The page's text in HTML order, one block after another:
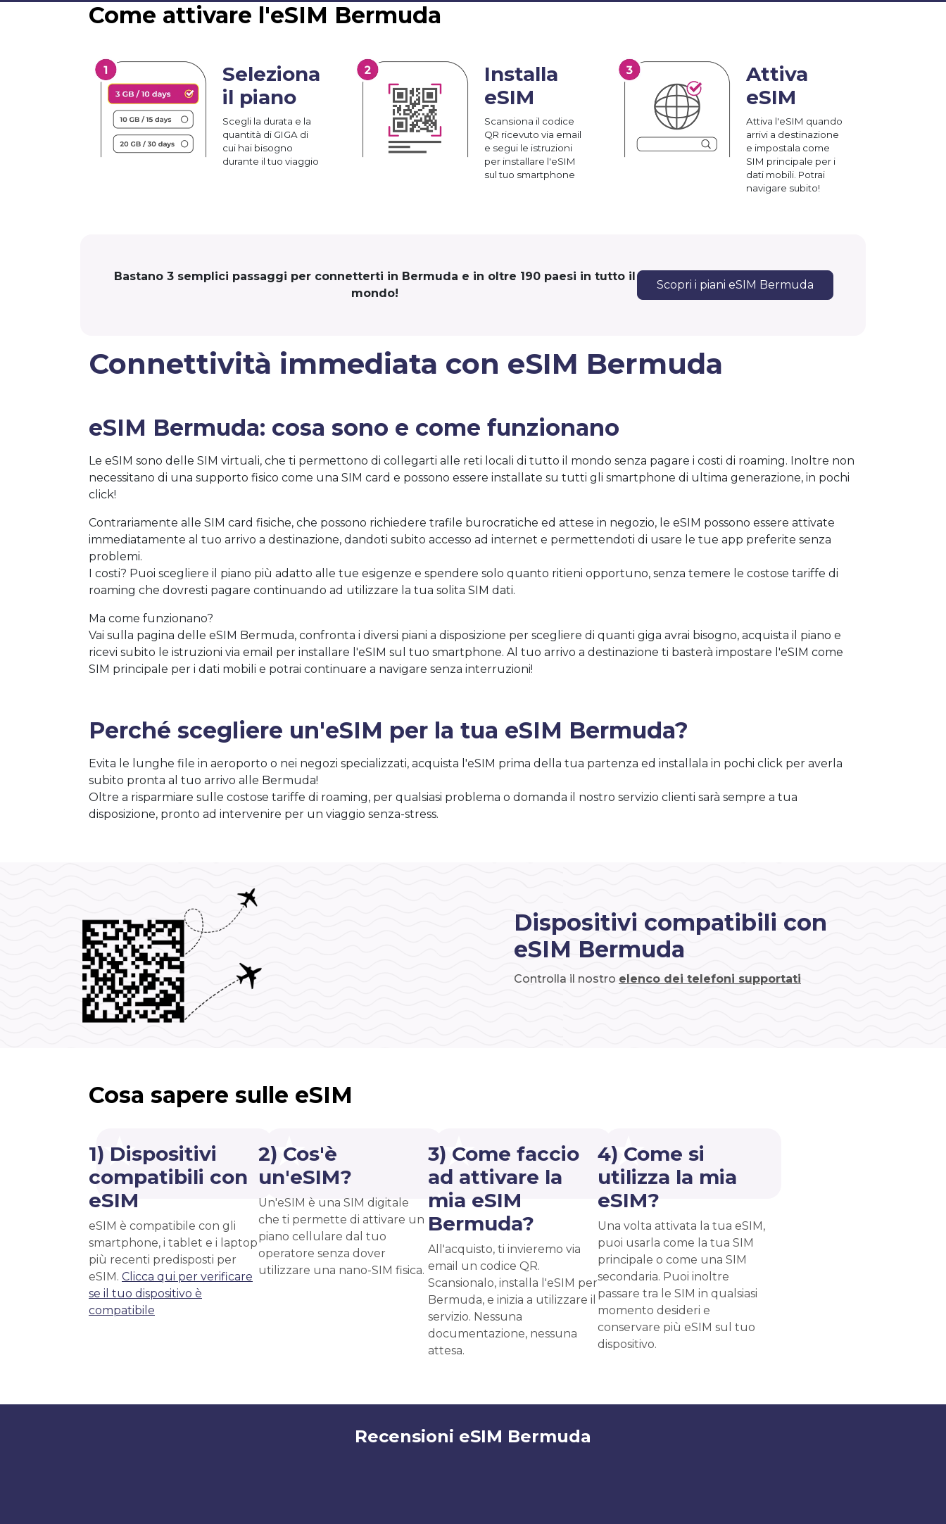
Come attivare l'eSIM Bermuda
Seleziona
il piano
Scegli la durata e la
quantità di GIGA di
cui hai bisogno
durante il tuo viaggio
Installa
eSIM
Scansiona il codice
QR ricevuto via email
e segui le istruzioni
per installare l'eSIM
sul tuo smartphone
Attiva
eSIM
Attiva l'eSIM quando
arrivi a destinazione
e impostala come
SIM principale per i
dati mobili. Potrai
navigare subito!
Bastano 3 semplici passaggi per connetterti in Bermuda e in oltre 190 paesi in tutto il
mondo!
Scopri i piani eSIM Bermuda
Connettività immediata con eSIM Bermuda
eSIM Bermuda: cosa sono e come funzionano
Le eSIM sono delle SIM virtuali, che ti permettono di collegarti alle reti locali di tutto il mondo senza pagare i costi di roaming. Inoltre non
necessitano di una supporto fisico come una SIM card e possono essere installate su tutti gli smartphone di ultima generazione, in pochi
click!
Contrariamente alle SIM card fisiche, che possono richiedere trafile burocratiche ed attese in negozio, le eSIM possono essere attivate
immediatamente al tuo arrivo a destinazione, dandoti subito accesso ad internet e permettendoti di usare le tue app preferite senza
problemi.
I costi? Puoi scegliere il piano più adatto alle tue esigenze e spendere solo quanto ritieni opportuno, senza temere le costose tariffe di
roaming che dovresti pagare continuando ad utilizzare la tua solita SIM dati.
Ma come funzionano?
Vai sulla pagina delle eSIM Bermuda, confronta i diversi piani a disposizione per scegliere di quanti giga avrai bisogno, acquista il piano e
ricevi subito le istruzioni via email per installare l'eSIM sul tuo smartphone. Al tuo arrivo a destinazione ti basterà impostare l'eSIM come
SIM principale per i dati mobili e potrai continuare a navigare senza interruzioni!
Perché scegliere un'eSIM per la tua eSIM Bermuda?
Evita le lunghe file in aeroporto o nei negozi specializzati, acquista l'eSIM prima della tua partenza ed installala in pochi click per averla
subito pronta al tuo arrivo alle Bermuda!
Oltre a risparmiare sulle costose tariffe di roaming, per qualsiasi problema o domanda il nostro servizio clienti sarà sempre a tua
disposizione, pronto ad intervenire per un viaggio senza-stress.
Dispositivi compatibili con
eSIM Bermuda
Controlla il nostro elenco dei telefoni supportati
Cosa sapere sulle eSIM
1) Dispositivi
compatibili con
eSIM
eSIM è compatibile con gli
smartphone, i tablet e i laptop
più recenti predisposti per
eSIM. Clicca qui per verificare
se il tuo dispositivo è
compatibile
2) Cos'è
un'eSIM?
Un'eSIM è una SIM digitale
che ti permette di attivare un
piano cellulare dal tuo
operatore senza dover
utilizzare una nano-SIM fisica.
3) Come faccio
ad attivare la
mia eSIM
Bermuda?
All'acquisto, ti invieremo via
email un codice QR.
Scansionalo, installa l'eSIM per
Bermuda, e inizia a utilizzare il
servizio. Nessuna
documentazione, nessuna
attesa.
4) Come si
utilizza la mia
eSIM?
Una volta attivata la tua eSIM,
puoi usarla come la tua SIM
principale o come una SIM
secondaria. Puoi inoltre
passare tra le SIM in qualsiasi
momento desideri e
conservare più eSIM sul tuo
dispositivo.
Recensioni eSIM Bermuda